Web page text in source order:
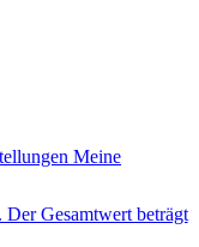
Meine
Gesamtwert beträgt